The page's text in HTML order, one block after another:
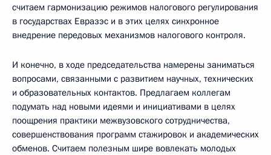
считаем гармонизацию режимов налогового регулирования
в государствах Евразэс и в этих целях синхронное
внедрение передовых механизмов налогового контроля.
И конечно, в ходе председательства намерены заниматься
вопросами, связанными с развитием научных, технических
и образовательных контактов. Предлагаем коллегам
подумать над новыми идеями и инициативами в целях
поощрения практики межвузовского сотрудничества,
совершенствования программ стажировок и академических
обменов. Считаем полезным шире вовлекать молодых